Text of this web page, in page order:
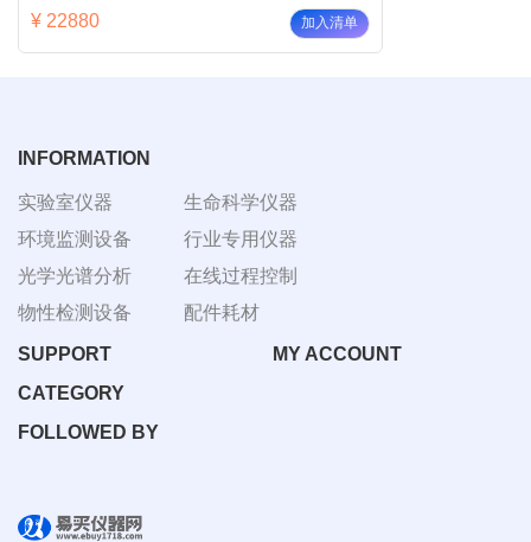
¥ 22880 加入清单
INFORMATION
实验室仪器
环境监测设备
光学光谱分析
物性检测设备
生命科学仪器
行业专用仪器
在线过程控制
配件耗材
SUPPORT
MY ACCOUNT
CATEGORY
FOLLOWED BY